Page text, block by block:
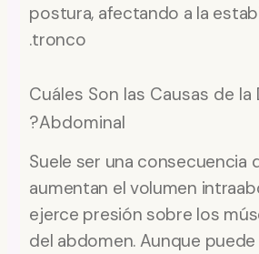
postura, afectando a la
tronco.
¿Cuáles Son las Causas de
Abdominal?
Suele ser una consecuencia
aumentan el volumen
ejerce presión sobre los
del abdomen. Aunque